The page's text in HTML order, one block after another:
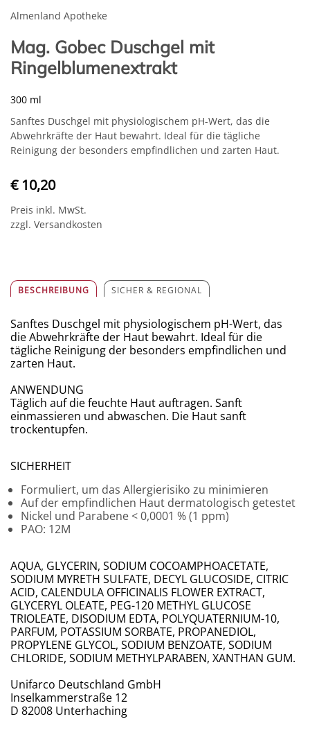
Almenland Apotheke
Mag. Gobec Duschgel mit
Ringelblumenextrakt
300 ml
Sanftes Duschgel mit physiologischem pH-Wert, das die
Abwehrkräfte der Haut bewahrt. Ideal für die tägliche
Reinigung der besonders empfindlichen und zarten Haut.
€ 10,20
Preis inkl. MwSt.
zzgl. Versandkosten
BESCHREIBUNG SICHER & REGIONAL
Sanftes Duschgel mit physiologischem pH-Wert, das
die Abwehrkräfte der Haut bewahrt. Ideal für die
tägliche Reinigung der besonders empfindlichen und
zarten Haut.
ANWENDUNG
​Täglich auf die feuchte Haut auftragen. Sanft
einmassieren und abwaschen. Die Haut sanft
trockentupfen.
SICHERHEIT
Formuliert, um das Allergierisiko zu minimieren
Auf der empfindlichen Haut dermatologisch getestet
Nickel und Parabene < 0,0001 % (1 ppm)
PAO: 12M
​AQUA, GLYCERIN, SODIUM COCOAMPHOACETATE,
SODIUM MYRETH SULFATE, DECYL GLUCOSIDE, CITRIC
ACID, CALENDULA OFFICINALIS FLOWER EXTRACT,
GLYCERYL OLEATE, PEG-120 METHYL GLUCOSE
TRIOLEATE, DISODIUM EDTA, POLYQUATERNIUM-10,
PARFUM, POTASSIUM SORBATE, PROPANEDIOL,
PROPYLENE GLYCOL, SODIUM BENZOATE, SODIUM
CHLORIDE, SODIUM METHYLPARABEN, XANTHAN GUM.
Unifarco Deutschland GmbH
Inselkammerstraße 12
D 82008 Unterhaching